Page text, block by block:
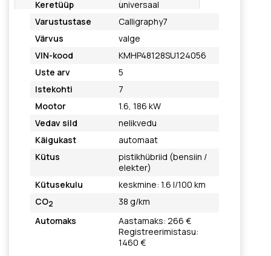
Keretüüp
universaal
Varustustase
Calligraphy7
Värvus
valge
VIN-kood
KMHP48128SU124056
Uste arv
5
Istekohti
7
Mootor
1.6, 186 kW
Vedav sild
nelikvedu
Käigukast
automaat
Kütus
pistikhübriid (bensiin /
elekter)
Kütusekulu
keskmine: 1.6 l/100 km
CO2
38 g/km
Automaks
Aastamaks: 266 €
Registreerimistasu:
1460 €